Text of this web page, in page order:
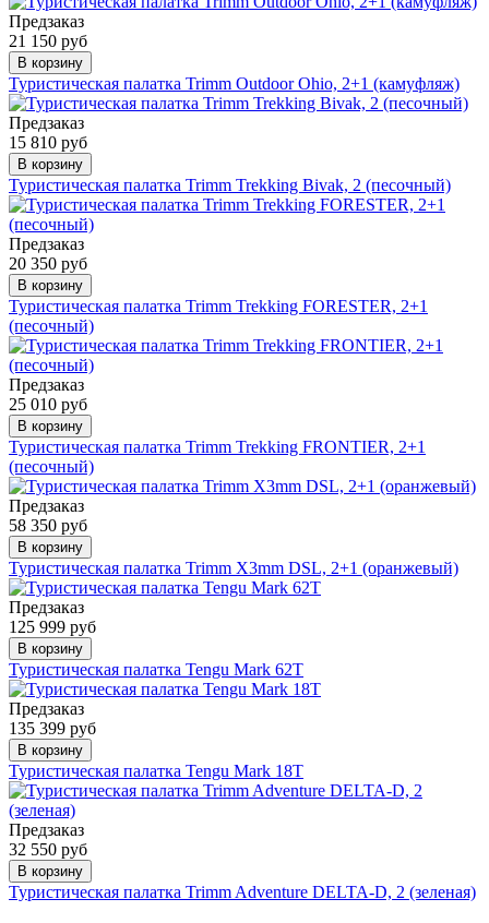
Предзаказ
21 150 руб
В корзину
Туристическая палатка Trimm Outdoor Ohio, 2+1 (камуфляж)
Предзаказ
15 810 руб
В корзину
Туристическая палатка Trimm Trekking Bivak, 2 (песочный)
Предзаказ
20 350 руб
В корзину
Туристическая палатка Trimm Trekking FORESTER, 2+1
(песочный)
Предзаказ
25 010 руб
В корзину
Туристическая палатка Trimm Trekking FRONTIER, 2+1
(песочный)
Предзаказ
58 350 руб
В корзину
Туристическая палатка Trimm X3mm DSL, 2+1 (оранжевый)
Предзаказ
125 999 руб
В корзину
Туристическая палатка Tengu Mark 62T
Предзаказ
135 399 руб
В корзину
Туристическая палатка Tengu Mark 18T
Предзаказ
32 550 руб
В корзину
Туристическая палатка Trimm Adventure DELTA-D, 2 (зеленая)